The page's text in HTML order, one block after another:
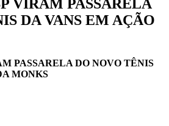
VIRAM PASSARELA
DA VANS EM AÇÃO
PASSARELA DO NOVO TÊNIS
MONKS